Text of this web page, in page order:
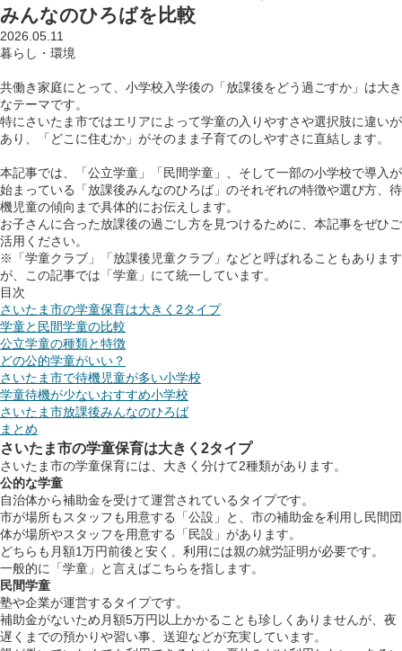
みんなのひろばを比較
2026.05.11
暮らし・環境
共働き家庭にとって、小学校入学後の「放課後をどう過ごすか」は大き
なテーマです。
特にさいたま市ではエリアによって学童の入りやすさや選択肢に違いが
あり、「どこに住むか」がそのまま子育てのしやすさに直結します。
本記事では、「公立学童」「民間学童」、そして一部の小学校で導入が
始まっている「放課後みんなのひろば」のそれぞれの特徴や選び方、待
機児童の傾向まで具体的にお伝えします。
お子さんに合った放課後の過ごし方を見つけるために、本記事をぜひご
活用ください。
※「学童クラブ」「放課後児童クラブ」などと呼ばれることもあります
が、この記事では「学童」にて統一しています。
目次
さいたま市の学童保育は大きく2タイプ
学童と民間学童の比較
公立学童の種類と特徴
どの公的学童がいい？
さいたま市で待機児童が多い小学校
学童待機が少ないおすすめ小学校
さいたま市放課後みんなのひろば
まとめ
さいたま市の学童保育は大きく2タイプ
さいたま市の学童保育には、大きく分けて2種類があります。
公的な学童
自治体から補助金を受けて運営されているタイプです。
市が場所もスタッフも用意する「公設」と、市の補助金を利用し民間団
体が場所やスタッフを用意する「民設」があります。
どちらも月額1万円前後と安く、利用には親の就労証明が必要です。
一般的に「学童」と言えばこちらを指します。
民間学童
塾や企業が運営するタイプです。
補助金がないため月額5万円以上かかることも珍しくありませんが、夜
遅くまでの預かりや習い事、送迎などが充実しています。